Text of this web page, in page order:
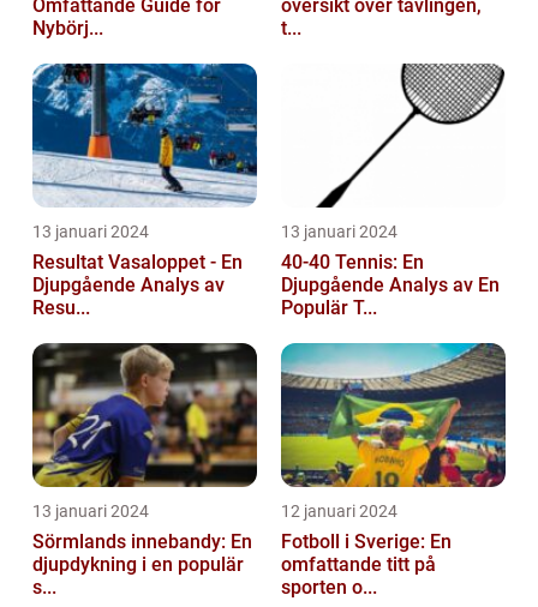
Omfattande Guide för
Nybörj...
översikt över tävlingen,
t...
13 januari 2024
Resultat Vasaloppet - En
Djupgående Analys av
Resu...
13 januari 2024
40-40 Tennis: En
Djupgående Analys av En
Populär T...
13 januari 2024
Sörmlands innebandy: En
djupdykning i en populär
s...
12 januari 2024
Fotboll i Sverige: En
omfattande titt på
sporten o...